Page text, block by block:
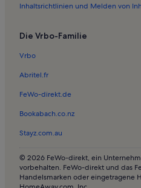
Inhaltsrichtlinien und Melden von
Die Vrbo-Familie
Vrbo
Abritel.fr
FeWo-direkt.de
Bookabach.co.nz
Stayz.com.au
© 2026 FeWo-direkt, ein
vorbehalten. FeWo-direkt und das
Handelsmarken oder eingetragene